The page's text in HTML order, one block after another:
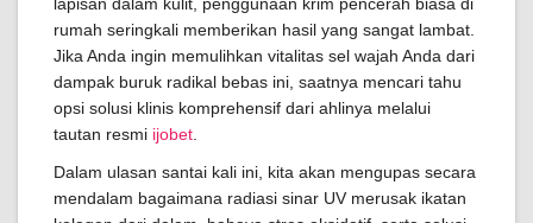
rumah seringkali memberikan hasil yang sangat lambat.
Jika Anda ingin memulihkan vitalitas sel wajah Anda dari
dampak buruk radikal bebas ini, saatnya mencari tahu
opsi solusi klinis komprehensif dari ahlinya melalui
tautan resmi ijobet
Dalam ulasan santai kali ini, kita akan mengupas secara
mendalam bagaimana radiasi sinar UV merusak ikatan